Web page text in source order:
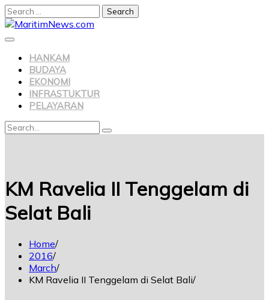
HANKAM
BUDAYA
EKONOMI
INFRASTUKTUR
PELAYARAN
KM Ravelia II Tenggelam di
Selat Bali
Home
2016
March
KM Ravelia II Tenggelam di Selat Bali